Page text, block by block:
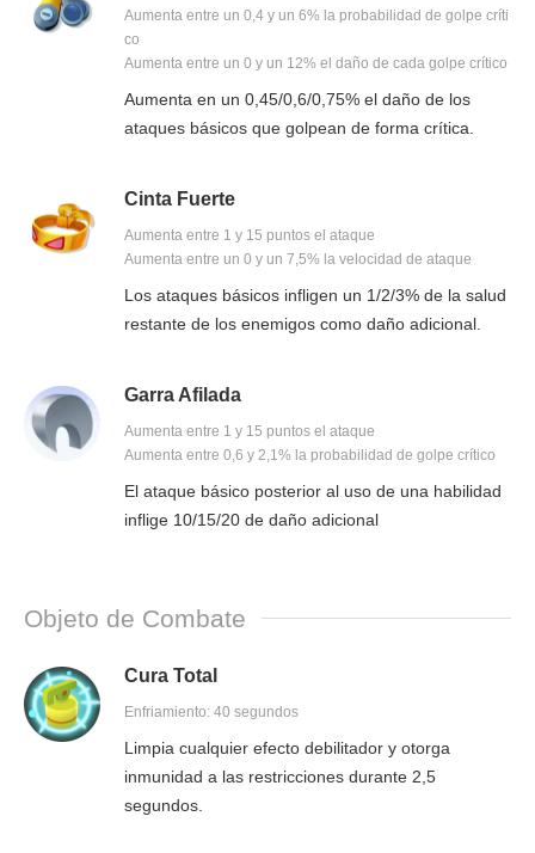
Aumenta entre un 0,4 y un 6% la probabilidad de golpe críti
co
Aumenta entre un 0 y un 12% el daño de cada golpe crítico
Aumenta en un 0,45/0,6/0,75% el daño de los
ataques básicos que golpean de forma crítica.
Cinta Fuerte
Aumenta entre 1 y 15 puntos el ataque
Aumenta entre un 0 y un 7,5% la velocidad de ataque
Los ataques básicos infligen un 1/2/3% de la salud
restante de los enemigos como daño adicional.
Garra Afilada
Aumenta entre 1 y 15 puntos el ataque
Aumenta entre 0,6 y 2,1% la probabilidad de golpe crítico
El ataque básico posterior al uso de una habilidad
inflige 10/15/20 de daño adicional
Objeto de Combate
Cura Total
Enfriamiento: 40 segundos
Limpia cualquier efecto debilitador y otorga
inmunidad a las restricciones durante 2,5
segundos.